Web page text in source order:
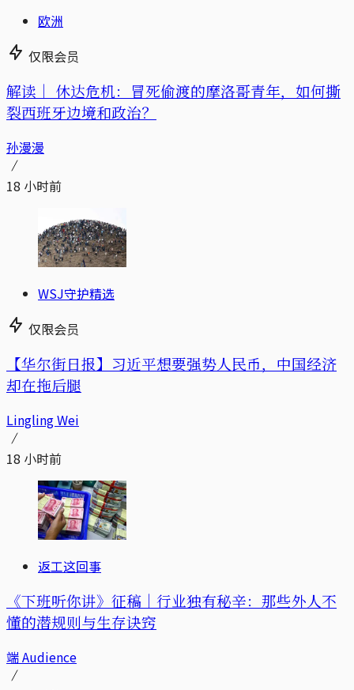
欧洲
仅限会员
解读｜ 休达危机：冒死偷渡的摩洛哥青年，如何撕
裂西班牙边境和政治？
孙漫漫
18 小时前
WSJ守护精选
仅限会员
【华尔街日报】习近平想要强势人民币，中国经济
却在拖后腿
Lingling Wei
18 小时前
返工这回事
《下班听你讲》征稿｜行业独有秘辛：那些外人不
懂的潜规则与生存诀窍
端 Audience